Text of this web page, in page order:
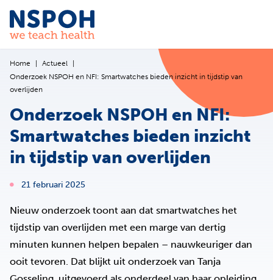
Ga naar de inhoud
Home
Actueel
Onderzoek NSPOH en NFI: Smartwatches bieden inzicht in tijdstip van
overlijden
Onderzoek NSPOH en NFI:
Smartwatches bieden inzicht
in tijdstip van overlijden
21 februari 2025
Nieuw onderzoek toont aan dat smartwatches het
tijdstip van overlijden met een marge van dertig
minuten kunnen helpen bepalen – nauwkeuriger dan
ooit tevoren. Dat blijkt uit onderzoek van Tanja